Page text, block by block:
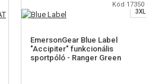
Kód 17350
3XL
EmersonGear Blue Label
"Accipiter" funkcionális
sportpóló - Ranger Green